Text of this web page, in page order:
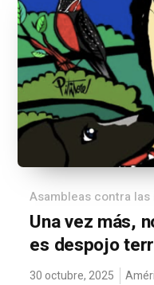
Asambleas contra
Una vez más,
es despojo
30 octubre, 2025